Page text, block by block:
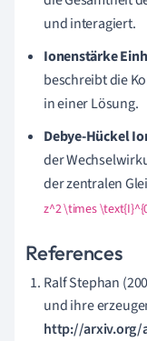
und interagiert.
Ionenstärke
beschreibt die
in einer Lösung.
Debye-Hückel
der
der zentralen
z^2 \times
References
Ralf Stephan
und ihre
http://arxiv.org/